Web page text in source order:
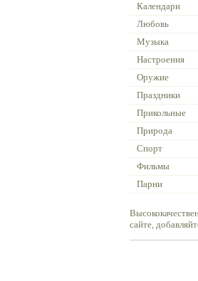
Календари
Любовь
Музыка
Настроения
Оружие
Праздники
Прикольные
Природа
Спорт
Фильмы
Парни
сайте,